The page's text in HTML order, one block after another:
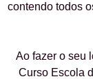
contendo todos
Ao fazer o seu
Curso Escola